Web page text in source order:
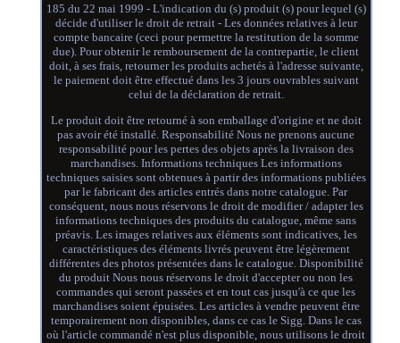
185 du 22 mai 1999 - L'indication du (s) produit (s) pour lequel (s)
décide d'utiliser le droit de retrait - Les données relatives à leur
compte bancaire (ceci pour permettre la restitution de la somme
due). Pour obtenir le remboursement de la contrepartie, le client
doit, à ses frais, retourner les produits achetés à l'adresse suivante,
le paiement doit être effectué dans les 3 jours ouvrables suivant
celui de la déclaration de retrait.
Le produit doit être retourné à son emballage d'origine et ne doit
pas avoir été installé. Responsabilité Nous ne prenons aucune
responsabilité pour les pertes des objets après la livraison des
marchandises. Informations techniques Les informations
techniques saisies sont obtenues à partir des informations publiées
par le fabricant des articles entrés dans notre catalogue. Par
conséquent, nous nous réservons le droit de modifier / adapter les
informations techniques des produits du catalogue, même sans
préavis. Les images relatives aux éléments sont indicatives, les
caractéristiques des éléments livrés peuvent être légèrement
différentes des photos présentées dans le catalogue. Disponibilité
du produit Nous nous réservons le droit d'accepter ou non les
commandes qui seront passées et en tout cas jusqu'à ce que les
marchandises soient épuisées. Les articles à vendre peuvent être
temporairement non disponibles, dans ce cas le Sigg. Dans le cas
où l'article commandé n'est plus disponible, nous utilisons le droit